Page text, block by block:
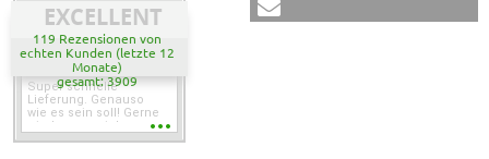
EXCELLENT
119 Rezensionen von
echten Kunden (letzte 12
Monate)
gesamt: 3909
Super schnelle
Lieferung. Genauso
wie es sein soll! Gerne
wieder wenn ich was